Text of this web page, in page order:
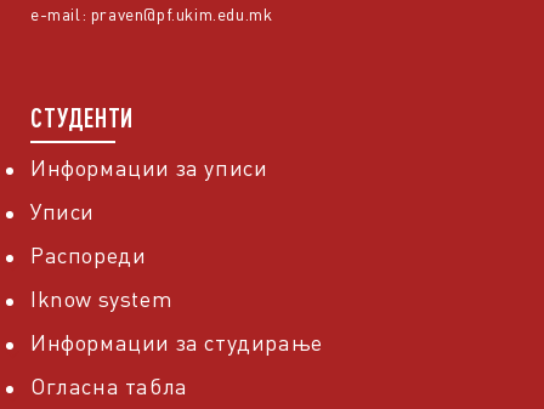
e-mail: praven@pf.ukim.edu.mk
СТУДЕНТИ
Информации за уписи
Уписи
Распореди
Iknow system
Информации за студирање
Огласна табла